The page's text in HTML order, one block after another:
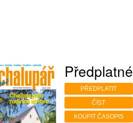
Předplatné
PŘEDPLATIT
ČÍST
KOUPIT ČASOPIS